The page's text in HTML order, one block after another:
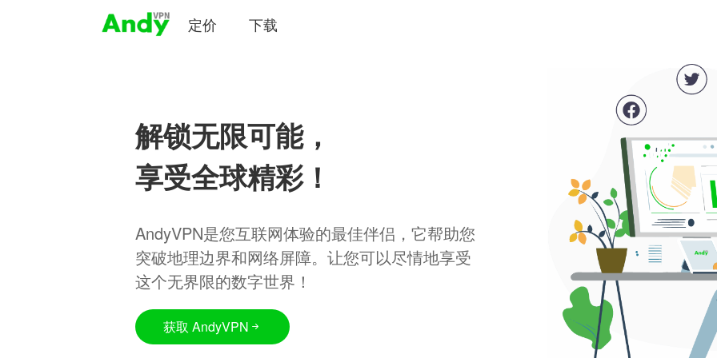
定价 下载
解锁无限可能，
享受全球精彩！
AndyVPN是您互联网体验的最佳伴侣，它帮助您
突破地理边界和网络屏障。让您可以尽情地享受
这个无界限的数字世界！
获取 AndyVPN